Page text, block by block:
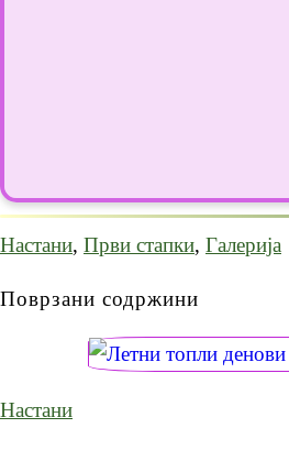
Настани, Први стапки, Галерија
Поврзани содржини
Настани